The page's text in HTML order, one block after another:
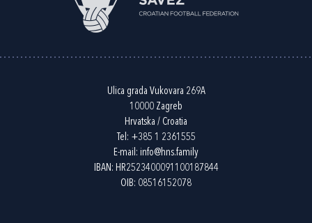
Ulica grada Vukovara 269A
10000 Zagreb
Hrvatska / Croatia
Tel: +385 1 2361555
E-mail: info@hns.family
IBAN: HR2523400091100187844
OIB: 08516152078